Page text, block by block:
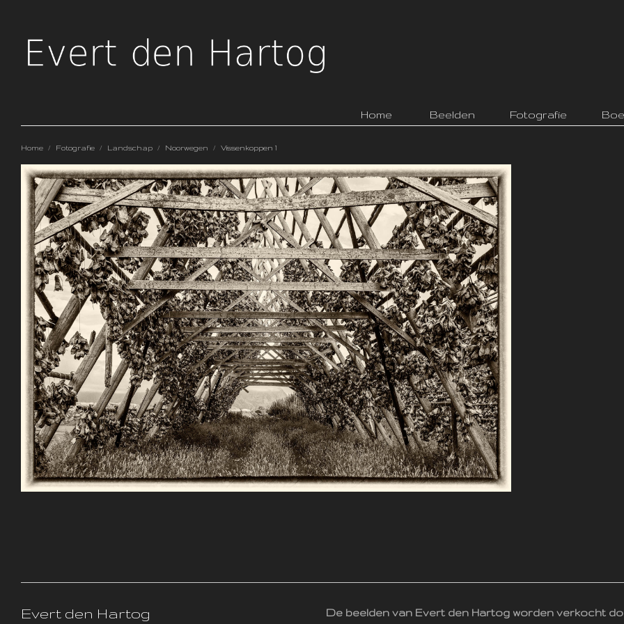
Home Beelden Fotografie
Home / Fotografie / Landschap / Noorwegen / Vissenkoppen 1
Evert den Hartog De beelden van Evert den Hartog worden verkocht